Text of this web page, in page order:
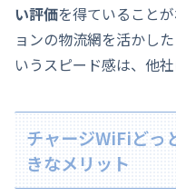
い評価を得ていること
ョンの物流網を活かした
いうスピード感は、他
チャージWiFiどっ
きなメリット